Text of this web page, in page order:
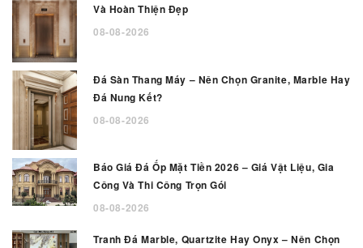
Và Hoàn Thiện Đẹp
08-08-2026
Đá Sàn Thang Máy – Nên Chọn Granite, Marble Hay
Đá Nung Kết?
08-08-2026
Báo Giá Đá Ốp Mặt Tiền 2026 – Giá Vật Liệu, Gia
Công Và Thi Công Trọn Gói
08-08-2026
Tranh Đá Marble, Quartzite Hay Onyx – Nên Chọn